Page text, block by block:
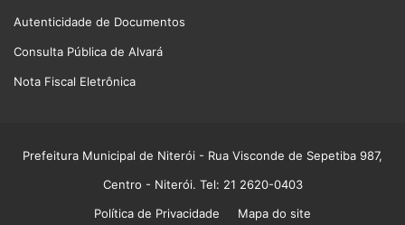
Autenticidade de Documentos
Consulta Pública de Alvará
Nota Fiscal Eletrônica
Prefeitura Municipal de Niterói - Rua Visconde de Sepetiba 987,
Centro - Niterói. Tel: 21 2620-0403
Política de Privacidade
Mapa do site